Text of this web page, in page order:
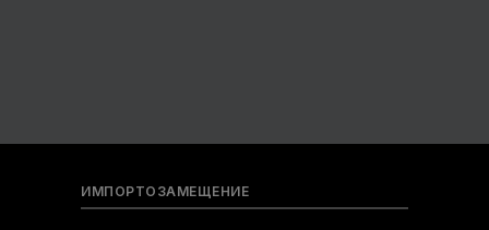
ИМПОРТОЗАМЕЩЕНИЕ